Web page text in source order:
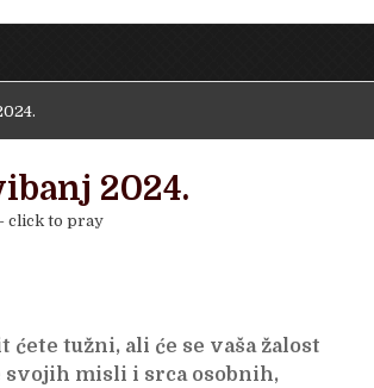
menu
menu
2024.
click to pray
tužni, ali će se vaša žalost
misli i srca osobnih,